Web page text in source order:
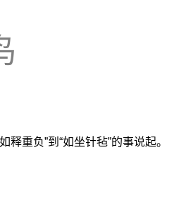
重负”到“如坐针毡”的事说起。